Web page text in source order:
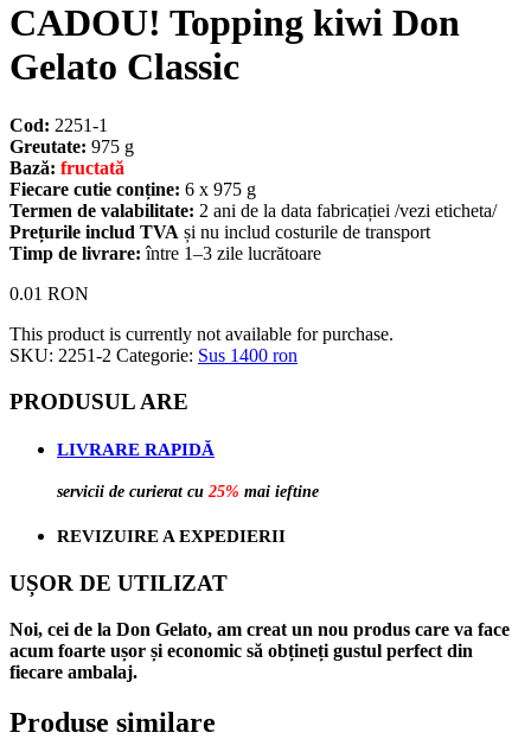
CADOU! Topping kiwi Don
Gelato Classic
Cod: 2251-1
Greutate: 975 g
Bază: fructată
Fiecare cutie conține: 6 x 975 g
Termen de valabilitate: 2 ani de la data fabricației /vezi eticheta/
Prețurile includ TVA și nu includ costurile de transport
Timp de livrare: între 1–3 zile lucrătoare
0.01 RON
This product is currently not available for purchase.
SKU: 2251-2 Categorie: Sus 1400 ron
PRODUSUL ARE
LIVRARE RAPIDĂ
servicii de curierat cu 25% mai ieftine
REVIZUIRE A EXPEDIERII
UȘOR DE UTILIZAT
Noi, cei de la Don Gelato, am creat un nou produs care va face
acum foarte ușor și economic să obțineți gustul perfect din
fiecare ambalaj.
Produse similare